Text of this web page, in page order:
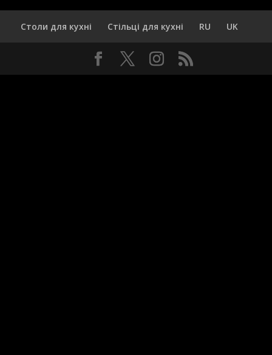
Столи для кухні Стільці для кухні RU UK